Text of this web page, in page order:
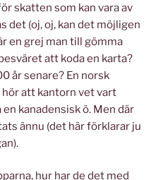
skatten som kan vara av
det (oj, oj, kan det möjligen
en grej man till gömma
att koda en karta?
år senare? En norsk
att kantorn vet vart
kanadensisk ö. Men där
ännu (det här förklarar ju
hur har de det med